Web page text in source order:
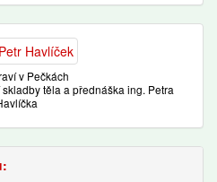
v Pečkách
těla a přednáška ing. Petra